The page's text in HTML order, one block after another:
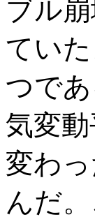
ブル
てい
つで
気変
変わ
んだ